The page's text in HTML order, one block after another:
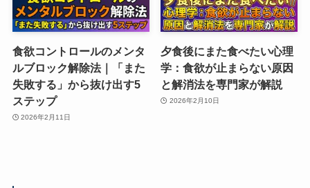
食欲コントロールのメンタ
ルブロック解除法｜「また
失敗する」から抜け出す5
ステップ
2026年2月11日
夕食後にまた食べたい心理
学：食欲が止まらない原因
と解消法を専門家が解説
2026年2月10日